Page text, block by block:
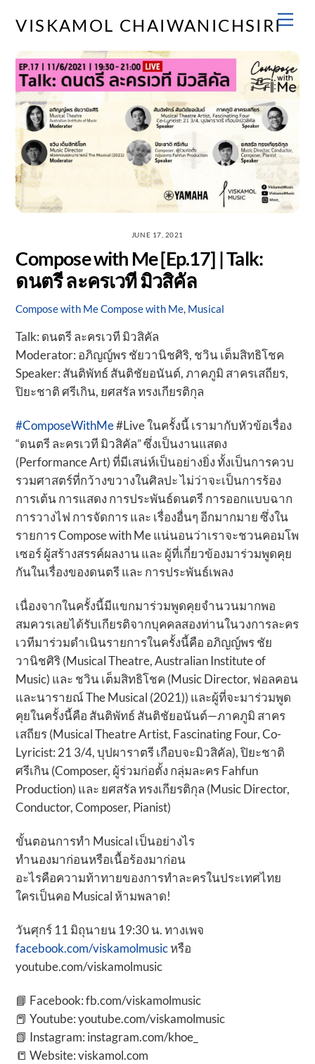
VISKAMOL CHAIWANICHSIRI
JUNE 17, 2021
Compose with Me [Ep.17] | Talk:
ดนตรี ละครเวที มิวสิคัล
Compose with MeCompose with Me, Musical
Talk: ดนตรี ละครเวที มิวสิคัล
Moderator: อภิญญ์พร ชัยวานิชศิริ, ชวิน เต็มสิทธิโชค
Speaker: สันติพัทธ์ สันติชัยอนันต์, ภาคภูมิ สาครเสถียร,
ปิยะชาติ ศรีเกิน, ยศสรัล ทรงเกียรติกุล
#ComposeWithMe#Live ในครั้งนี้ เรามากับหัวข้อเรื่อง
“ดนตรี ละครเวที มิวสิคัล” ซึ่งเป็นงานแสดง
(Performance Art) ที่มีเสน่ห์เป็นอย่างยิ่ง ทั้งเป็นการควบ
รวมศาสตร์ที่กว้างขวางในศิลปะ ไม่ว่าจะเป็นการร้อง
การเต้น การแสดง การประพันธ์ดนตรี การออกแบบฉาก
การวางไฟ การจัดการ และ เรื่องอื่นๆ อีกมากมาย ซึ่งใน
รายการ Compose with Me แน่นอนว่าเราจะชวนคอมโพ
เซอร์ ผู้สร้างสรรค์ผลงาน และ ผู้ที่เกี่ยวข้องมาร่วมพูดคุย
กันในเรื่องของดนตรี และ การประพันธ์เพลง
เนื่องจากในครั้งนี้มีแขกมาร่วมพูดคุยจำนวนมากพอ
สมควรเลยได้รับเกียรติจากบุคคลสองท่านในวงการละคร
เวทีมาร่วมดำเนินรายการในครั้งนี้คือ อภิญญ์พร ชัย
วานิชศิริ (Musical Theatre, Australian Institute of
Music) และ ชวิน เต็มสิทธิโชค (Music Director, ฟอลคอน
และนารายณ์ The Musical (2021)) และผู้ที่จะมาร่วมพูด
คุยในครั้งนี้คือ สันติพัทธ์ สันติชัยอนันต์—ภาคภูมิ สาคร
เสถียร (Musical Theatre Artist, Fascinating Four, Co-
Lyricist: 21 3/4, บุปผาราตรี เกือบจะมิวสิคัล), ปิยะชาติ
ศรีเกิน (Composer, ผู้ร่วมก่อตั้ง กลุ่มละคร Fahfun
Production) และ ยศสรัล ทรงเกียรติกุล (Music Director,
Conductor, Composer, Pianist)
ขั้นตอนการทำ Musical เป็นอย่างไร
ทำนองมาก่อนหรือเนื้อร้องมาก่อน
อะไรคือความท้าทายของการทำละครในประเทศไทย
ใครเป็นคอ Musical ห้ามพลาด!
วันศุกร์ 11 มิถุนายน 19:30 น. ทางเพจ
facebook.com/viskamolmusicหรือ
youtube.com/viskamolmusic
📘 Facebook: fb.com/viskamolmusic
📕 Youtube: youtube.com/viskamolmusic
📗 Instagram: instagram.com/khoe_
📒 Website: viskamol.com